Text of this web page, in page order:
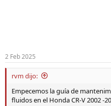
2 Feb 2025
rvm dijo:
Empecemos la guía de
fluidos en el Honda CR-V 2002 -